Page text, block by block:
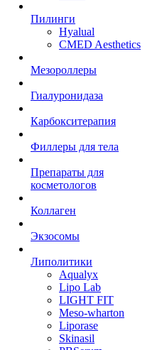
Пилинги
Hyalual
CMED Aesthetics
Мезороллеры
Гиалуронидаза
Карбокситерапия
Филлеры для тела
Препараты для
косметологов
Коллаген
Экзосомы
Липолитики
Aqualyx
Lipo Lab
LIGHT FIT
Meso-wharton
Liporase
Skinasil